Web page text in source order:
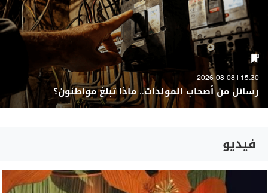
15:30 | 2026-08-08
رسائل من أصحاب المولدات.. ماذا تبلغ مواطنون؟
فيديو